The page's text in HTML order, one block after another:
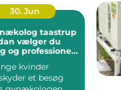
30. Jun
taastrup
vælger du
og professionel
kvinder
et besøg